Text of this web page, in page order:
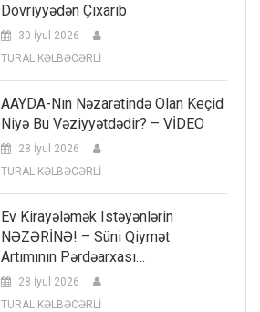
Dövriyyədən Çıxarıb
30 İyul 2026
TURAL KƏLBƏCƏRLİ
AAYDA-Nın Nəzarətində Olan Keçid
Niyə Bu Vəziyyətdədir? – VİDEO
28 İyul 2026
TURAL KƏLBƏCƏRLİ
Ev Kirayələmək Istəyənlərin
NƏZƏRİNƏ! – Süni Qiymət
Artımının Pərdəarxası…
28 İyul 2026
TURAL KƏLBƏCƏRLİ